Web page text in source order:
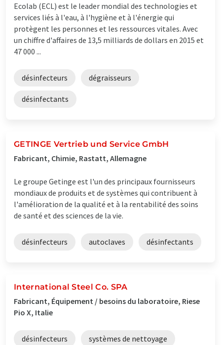
Ecolab (ECL) est le leader mondial des technologies et
services liés à l'eau, à l'hygiène et à l'énergie qui
protègent les personnes et les ressources vitales. Avec
un chiffre d'affaires de 13,5 milliards de dollars en 2015 et
47 000 ...
désinfecteurs dégraisseurs
désinfectants
GETINGE Vertrieb und Service GmbH
Fabricant, Chimie, Rastatt, Allemagne
Le groupe Getinge est l'un des principaux fournisseurs
mondiaux de produits et de systèmes qui contribuent à
l'amélioration de la qualité et à la rentabilité des soins
de santé et des sciences de la vie.
désinfecteurs autoclaves désinfectants
International Steel Co. SPA
Fabricant, Équipement / besoins du laboratoire, Riese
Pio X, Italie
désinfecteurs systèmes de nettoyage